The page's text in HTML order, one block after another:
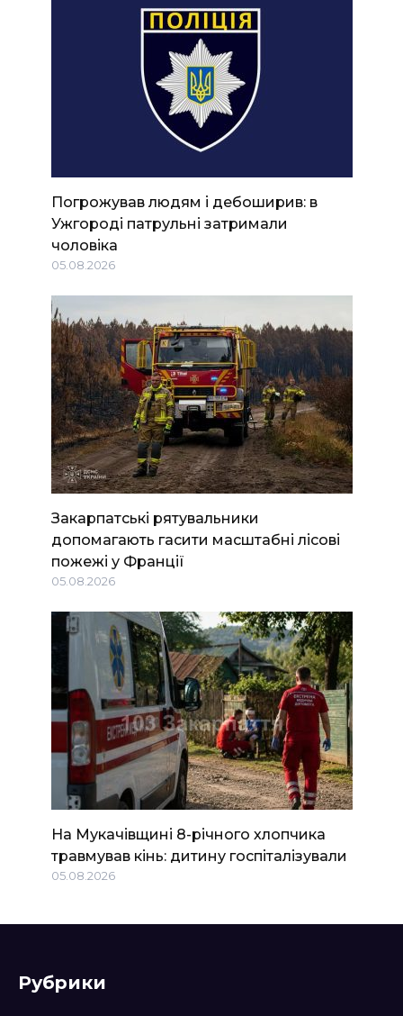
Погрожував людям і дебоширив: в
Ужгороді патрульні затримали
чоловіка
05.08.2026
Закарпатські рятувальники
допомагають гасити масштабні лісові
пожежі у Франції
05.08.2026
На Мукачівщині 8-річного хлопчика
травмував кінь: дитину госпіталізували
05.08.2026
Рубрики